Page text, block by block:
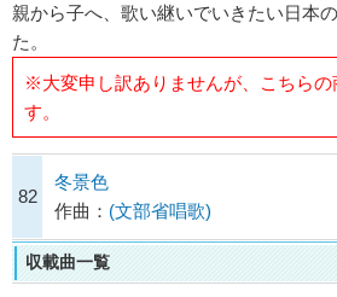
親から子へ、歌い継いでいきたい日本
た。
※大変申し訳ありませんが、こちらの
す。
82
冬景色
作曲： (文部省唱歌)
収載曲一覧